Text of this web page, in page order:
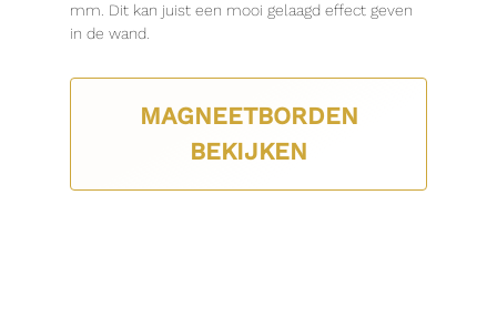
mm. Dit kan juist een mooi gelaagd effect geven
in de wand.
MAGNEETBORDEN
BEKIJKEN